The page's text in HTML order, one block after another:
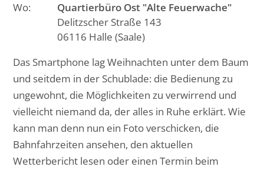
Wo:
Quartierbüro Ost "Alte Feuerwache"
Delitzscher Straße 143
06116 Halle (Saale)
Das Smartphone lag Weihnachten unter dem Baum
und seitdem in der Schublade: die Bedienung zu
ungewohnt, die Möglichkeiten zu verwirrend und
vielleicht niemand da, der alles in Ruhe erklärt. Wie
kann man denn nun ein Foto verschicken, die
Bahnfahrzeiten ansehen, den aktuellen
Wetterbericht lesen oder einen Termin beim